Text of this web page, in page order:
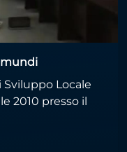
Locale
2010 presso il